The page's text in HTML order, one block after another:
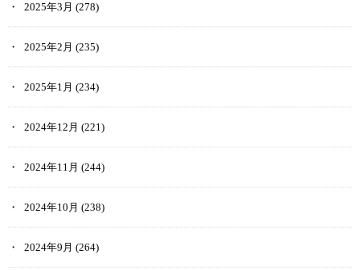
2025年3月 (278)
2025年2月 (235)
2025年1月 (234)
2024年12月 (221)
2024年11月 (244)
2024年10月 (238)
2024年9月 (264)